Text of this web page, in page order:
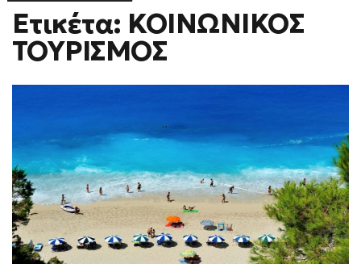
Ετικέτα: ΚΟΙΝΩΝΙΚΟΣ
ΤΟΥΡΙΣΜΟΣ